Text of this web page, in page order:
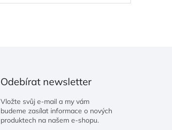
Odebírat newsletter
Vložte svůj e-mail a my vám
budeme zasílat informace o nových
produktech na našem e-shopu.